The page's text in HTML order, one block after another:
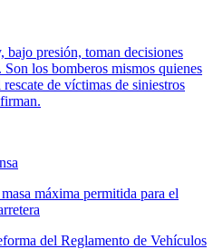
bajo presión, toman decisiones
los bomberos mismos quienes
de víctimas de siniestros
máxima permitida para el
del Reglamento de Vehículos